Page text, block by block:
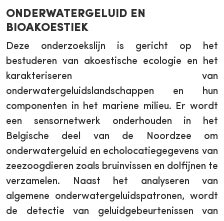
ONDERWATERGELUID EN
BIOAKOESTIEK
Deze onderzoekslijn is gericht op het
bestuderen van akoestische ecologie en het
karakteriseren van
onderwatergeluidslandschappen en hun
componenten in het mariene milieu. Er wordt
een sensornetwerk onderhouden in het
Belgische deel van de Noordzee om
onderwatergeluid en echolocatiegegevens van
zeezoogdieren zoals bruinvissen en dolfijnen te
verzamelen. Naast het analyseren van
algemene onderwatergeluidspatronen, wordt
de detectie van geluidgebeurtenissen van